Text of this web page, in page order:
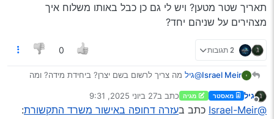
תאריך שטר מטען? ויש לי גם כן כבל באותו משלוח איך
מצהירים על שניהם יחד?
2 תגובות 0
Israel Meir@גיל מה צריך לרשום בשם יצרן? ביחידת מידה? ומה
איך מצהירים על שניהם יחד?
מנותק
גיל מאסטר מגיה כתב ב27 ביוני 2025, 9:31
נערך לאחרונה על ידי
@Israel-Meir כתב בעזרה דחופה באישור משרד התקשורת: